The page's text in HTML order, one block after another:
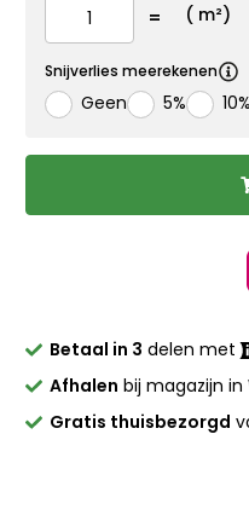
( m²)
Snijverlies meerekenen
Geen 5% 10%
Betaal in 3 delen met
Afhalen bij magazijn in
Gratis thuisbezorgd